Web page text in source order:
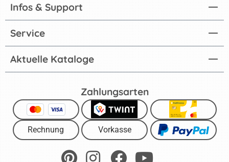
Aktuelle Kataloge
Infos & Support
Service
Zahlungsarten
Rechnung Vorkasse